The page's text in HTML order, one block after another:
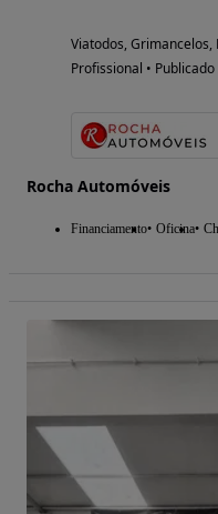
Viatodos,
Profissional • Publicado
Rocha Automóveis
Financiamento Oficina